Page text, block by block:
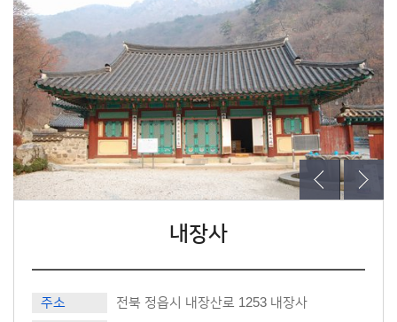
내장사
주소
전북 정읍시 내장산로 1253 내장사